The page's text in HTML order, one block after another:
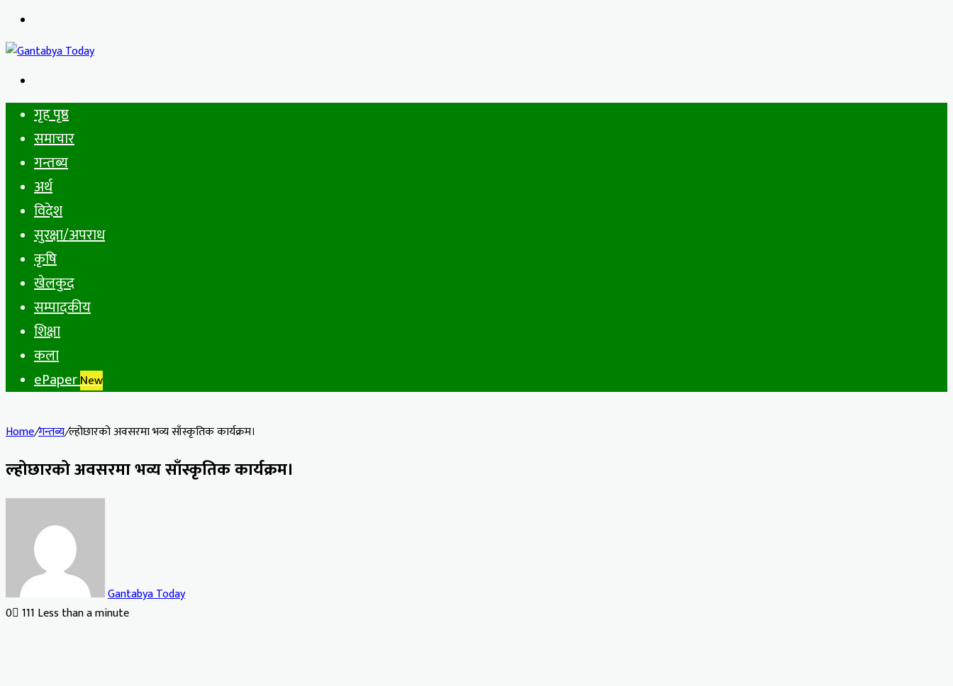
for
गृह पृष्ठ
समाचार
गन्तब्य
अर्थ
विदेश
सुरक्षा/अपराध
कृषि
खेलकुद
सम्पादकीय
शिक्षा
कला
ePaperNew
Home/गन्तब्य/ल्होछारको अवसरमा भव्य साँस्कृतिक कार्यक्रम।
ल्होछारको अवसरमा भव्य साँस्कृतिक कार्यक्रम।
Gantabya Today
0 111 Less than a minute